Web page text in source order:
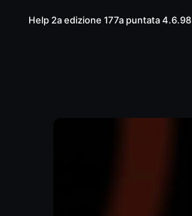
Help 2a edizione 177a puntata 4.6.98